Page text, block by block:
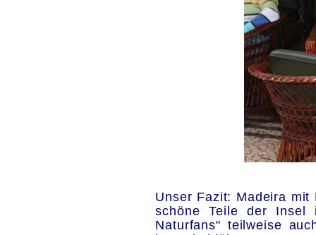
Unser Fazit: Madeira
schöne Teile der Insel
Naturfans" teilweise